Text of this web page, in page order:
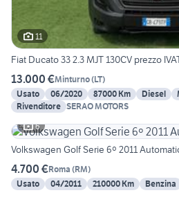
11
Fiat Ducato 33 2.3 MJT 130CV prezzo
13.000 €Minturno(LT)
Usato
06/2020 87000 Km Diesel
Rivenditore SERAO MOTORS
6
Volkswagen Golf Serie 6º 2011
4.700 €Roma (RM)
Usato
04/2011 210000 Km Benzina